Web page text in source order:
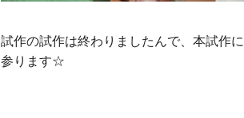
試作の試作は終わりましたんで、本試作に
参ります☆